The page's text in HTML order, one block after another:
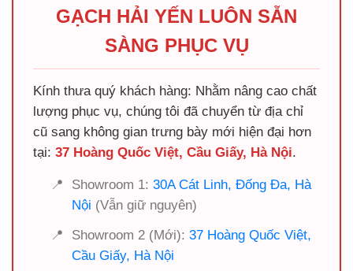
GẠCH HẢI YẾN LUÔN SẴN
SÀNG PHỤC VỤ
Kính thưa quý khách hàng: Nhằm nâng cao chất
lượng phục vụ, chúng tôi đã chuyển từ địa chỉ
cũ sang không gian trưng bày mới hiện đại hơn
tại: 37 Hoàng Quốc Việt, Cầu Giấy, Hà Nội.
📍 Showroom 1: 30A Cát Linh, Đống Đa, Hà
Nội (Vẫn giữ nguyên)
📍
Showroom 2 (Mới): 37 Hoàng Quốc Việt,
Cầu Giấy, Hà Nội